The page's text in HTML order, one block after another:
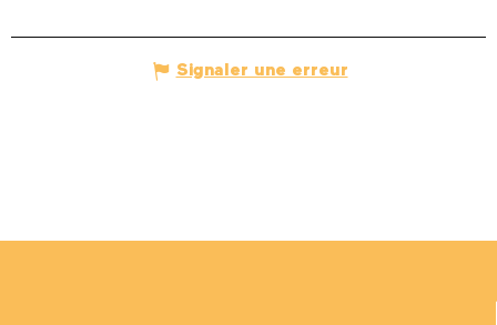
Signaler une erreur